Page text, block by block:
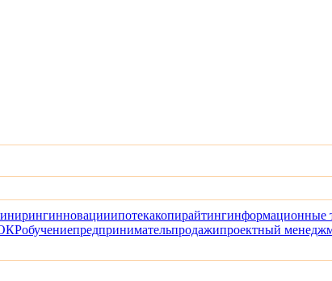
инновацииипотекакопирайтингинформационные
обучениепредпринимательпродажипроектный